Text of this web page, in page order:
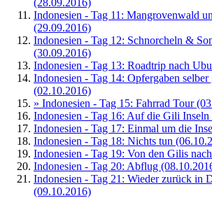
Indonesien - Tag 11: Mangrovenwald
(29.09.2016)
Indonesien - Tag 12: Schnorcheln &
(30.09.2016)
Indonesien - Tag 13: Roadtrip nach
Indonesien - Tag 14: Opfergaben selber
(02.10.2016)
» Indonesien - Tag 15: Fahrrad Tour
Indonesien - Tag 16: Auf die Gili
Indonesien - Tag 17: Einmal um die
Indonesien - Tag 18: Nichts tun
Indonesien - Tag 19: Von den Gilis
Indonesien - Tag 20: Abflug
Indonesien - Tag 21: Wieder zurück in
(09.10.2016)